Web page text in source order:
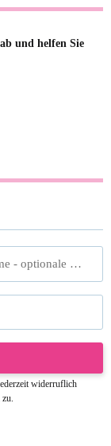
und helfen Sie
- optionale Angabe
widerruflich